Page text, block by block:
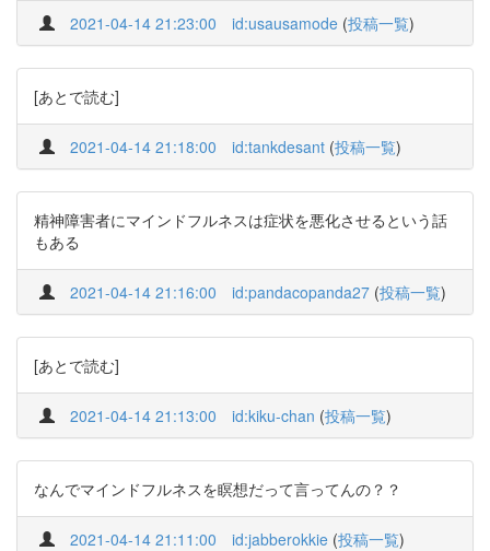
2021-04-14 21:23:00 id:usausamode (投稿一覧)
[あとで読む]
2021-04-14 21:18:00 id:tankdesant (投稿一覧)
精神障害者にマインドフルネスは症状を悪化させるという話
もある
2021-04-14 21:16:00 id:pandacopanda27 (投稿一覧)
[あとで読む]
2021-04-14 21:13:00 id:kiku-chan (投稿一覧)
なんでマインドフルネスを瞑想だって言ってんの？？
2021-04-14 21:11:00 id:jabberokkie (投稿一覧)